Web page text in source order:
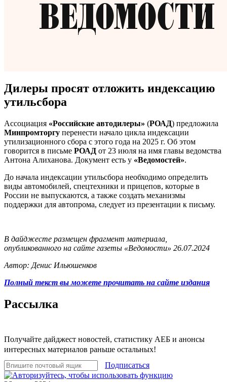
Дилеры просят отложить индексацию
утильсбора
Ассоциация «Российские автодилеры» (РОАД) предложила
Минпромторгу перенести начало цикла индексации
утилизационного сбора с этого года на 2025 г. Об этом
говорится в письме РОАД от 23 июля на имя главы ведомства
Антона Алиханова. Документ есть у «Ведомостей».
До начала индексации утильсбора необходимо определить
виды автомобилей, спецтехники и прицепов, которые в
России не выпускаются, а также создать механизмы
поддержки для автопрома, следует из презентации к письму.
В дайджесте размещен фрагмент материала,
опубликованного на сайте газеты «Ведомости» 26.07.2024
Автор: Денис Ильюшенков
Полный текст вы можете прочитать на сайте издания
Рассылка
Получайте дайджест новостей, статистику АЕБ и анонсы
интересных материалов раньше остальных!
Подписаться